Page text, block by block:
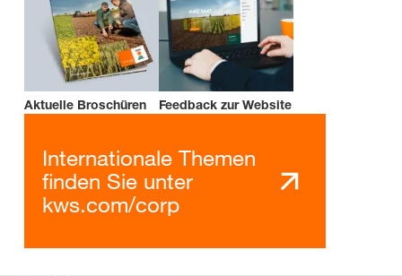
Aktuelle Broschüren Feedback zur Website
Internationale Themen
finden Sie unter
kws.com/corp